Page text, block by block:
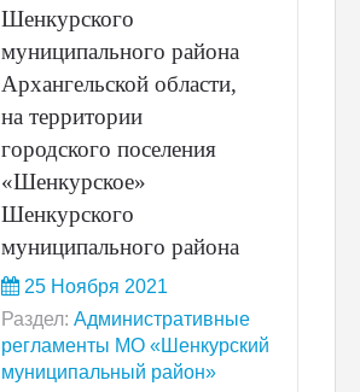
Шенкурского
муниципального района
Архангельской области,
на территории
городского поселения
«Шенкурское»
Шенкурского
муниципального района
25 Ноября 2021
Раздел: Административные
регламенты МО «Шенкурский
муниципальный район»